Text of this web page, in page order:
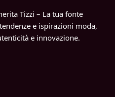
Tizzi – La tua fonte
e ispirazioni moda,
e innovazione.